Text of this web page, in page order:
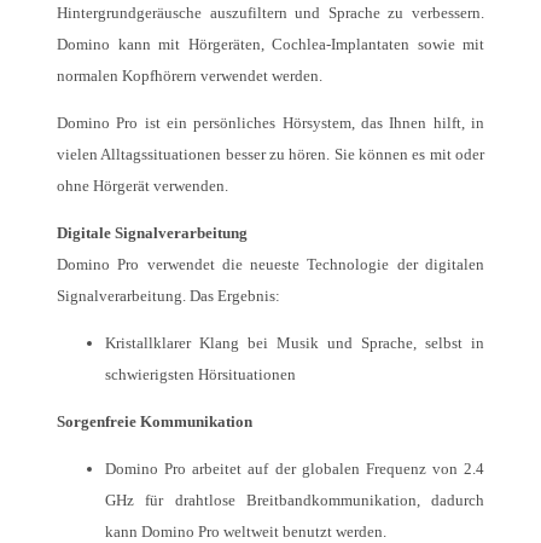
Hintergrundgeräusche auszufiltern und Sprache zu verbessern.
Domino kann mit Hörgeräten, Cochlea-Implantaten sowie mit
normalen Kopfhörern verwendet werden.
Domino Pro ist ein persönliches Hörsystem, das Ihnen hilft, in
vielen Alltagssituationen besser zu hören. Sie können es mit oder
ohne Hörgerät verwenden.
Digitale Signalverarbeitung
Domino Pro verwendet die neueste Technologie der digitalen
Signalverarbeitung. Das Ergebnis:
Kristallklarer Klang bei Musik und Sprache, selbst in
schwierigsten Hörsituationen
Sorgenfreie Kommunikation
Domino Pro arbeitet auf der globalen Frequenz von 2.4
GHz für drahtlose Breitbandkommunikation, dadurch
kann Domino Pro weltweit benutzt werden.